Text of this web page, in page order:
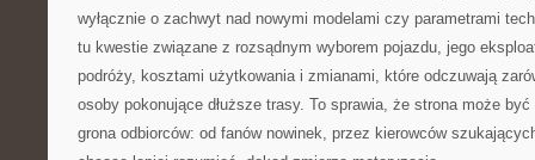
wyłącznie o zachwyt nad nowymi modelami czy parametrami
tu kwestie związane z rozsądnym wyborem pojazdu, jego
podróży, kosztami użytkowania i zmianami, które odczuwają
osoby pokonujące dłuższe trasy. To sprawia, że strona może
grona odbiorców: od fanów nowinek, przez kierowców